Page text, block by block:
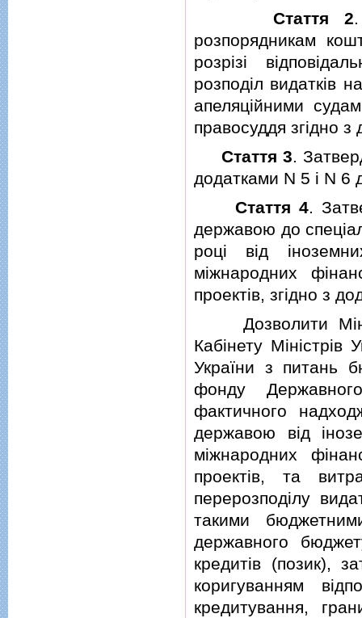
Стаття 2
розпорядникам
розрiзi
розподiл видаткiв
апеляцiйними
правосуддя згiдно
Стаття 3.
додатками N 5 i N 6
Стаття 4.
державою до
роцi вiд
мiжнародних
проектiв, згiдно з
Дозволити
Кабiнету Мiнiстрiв
України з питань
фонду
фактичного
державою вiд
мiжнародних
проектiв, та
перерозподiлу
такими
державного
кредитiв (позик),
коригуванням
кредитування,